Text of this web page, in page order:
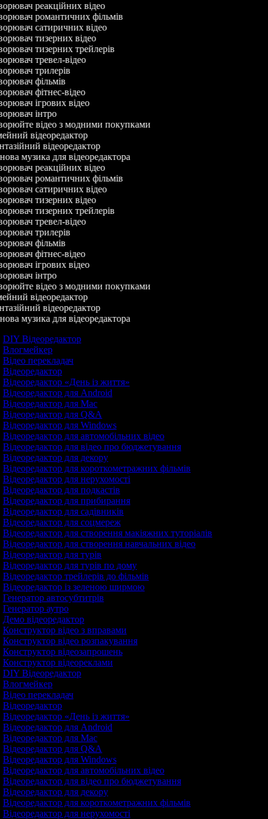
реакційних відео
романтичних фільмів
сатиричних відео
тизерних відео
тизерних трейлерів
тревел-відео
трилерів
фільмів
фітнес-відео
ігрових відео
інтро
відео з модними покупками
відеоредактор
відеоредактор
музика для відеоредактора
реакційних відео
романтичних фільмів
сатиричних відео
тизерних відео
тизерних трейлерів
тревел-відео
трилерів
фільмів
фітнес-відео
ігрових відео
інтро
відео з модними покупками
відеоредактор
відеоредактор
музика для відеоредактора
DIY Відеоредактор
Влогмейкер
Відео перекладач
Відеоредактор
Відеоредактор «День із життя»
Відеоредактор для Android
Відеоредактор для Mac
Відеоредактор для Q&A
Відеоредактор для Windows
Відеоредактор для автомобільних відео
Відеоредактор для відео про бюджетування
Відеоредактор для декору
Відеоредактор для короткометражних фільмів
Відеоредактор для нерухомості
Відеоредактор для подкастів
Відеоредактор для прибирання
Відеоредактор для садівників
Відеоредактор для соцмереж
Відеоредактор для створення макіяжних туторіалів
Відеоредактор для створення навчальних відео
Відеоредактор для турів
Відеоредактор для турів по дому
Відеоредактор трейлерів до фільмів
Відеоредактор із зеленою ширмою
Генератор автосубтитрів
Генератор аутро
Демо відеоредактор
Конструктор відео з вправами
Конструктор відео розпакування
Конструктор відеозапрошень
Конструктор відеореклами
DIY Відеоредактор
Влогмейкер
Відео перекладач
Відеоредактор
Відеоредактор «День із життя»
Відеоредактор для Android
Відеоредактор для Mac
Відеоредактор для Q&A
Відеоредактор для Windows
Відеоредактор для автомобільних відео
Відеоредактор для відео про бюджетування
Відеоредактор для декору
Відеоредактор для короткометражних фільмів
Відеоредактор для нерухомості